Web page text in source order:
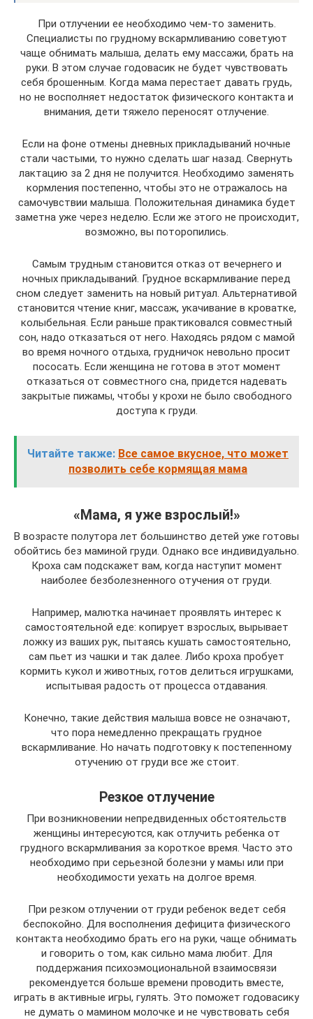
При отлучении ее необходимо чем-то заменить.
Специалисты по грудному вскармливанию советуют
чаще обнимать малыша, делать ему массажи, брать на
руки. В этом случае годовасик не будет чувствовать
себя брошенным. Когда мама перестает давать грудь,
но не восполняет недостаток физического контакта и
внимания, дети тяжело переносят отлучение.
Если на фоне отмены дневных прикладываний ночные
стали частыми, то нужно сделать шаг назад. Свернуть
лактацию за 2 дня не получится. Необходимо заменять
кормления постепенно, чтобы это не отражалось на
самочувствии малыша. Положительная динамика будет
заметна уже через неделю. Если же этого не происходит,
возможно, вы поторопились.
Самым трудным становится отказ от вечернего и
ночных прикладываний. Грудное вскармливание перед
сном следует заменить на новый ритуал. Альтернативой
становится чтение книг, массаж, укачивание в кроватке,
колыбельная. Если раньше практиковался совместный
сон, надо отказаться от него. Находясь рядом с мамой
во время ночного отдыха, грудничок невольно просит
пососать. Если женщина не готова в этот момент
отказаться от совместного сна, придется надевать
закрытые пижамы, чтобы у крохи не было свободного
доступа к груди.
Читайте также: Все самое вкусное, что может
позволить себе кормящая мама
«Мама, я уже взрослый!»
В возрасте полутора лет большинство детей уже готовы
обойтись без маминой груди. Однако все индивидуально.
Кроха сам подскажет вам, когда наступит момент
наиболее безболезненного отучения от груди.
Например, малютка начинает проявлять интерес к
самостоятельной еде: копирует взрослых, вырывает
ложку из ваших рук, пытаясь кушать самостоятельно,
сам пьет из чашки и так далее. Либо кроха пробует
кормить кукол и животных, готов делиться игрушками,
испытывая радость от процесса отдавания.
Конечно, такие действия малыша вовсе не означают,
что пора немедленно прекращать грудное
вскармливание. Но начать подготовку к постепенному
отучению от груди все же стоит.
Резкое отлучение
При возникновении непредвиденных обстоятельств
женщины интересуются, как отлучить ребенка от
грудного вскармливания за короткое время. Часто это
необходимо при серьезной болезни у мамы или при
необходимости уехать на долгое время.
При резком отлучении от груди ребенок ведет себя
беспокойно. Для восполнения дефицита физического
контакта необходимо брать его на руки, чаще обнимать
и говорить о том, как сильно мама любит. Для
поддержания психоэмоциональной взаимосвязи
рекомендуется больше времени проводить вместе,
играть в активные игры, гулять. Это поможет годовасику
не думать о мамином молочке и не чувствовать себя